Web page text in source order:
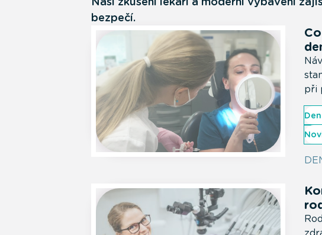
bezpečí.
při